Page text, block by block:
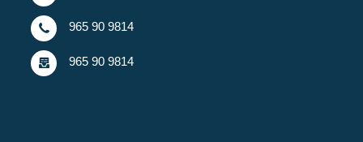
965 90 9814
965 90 9814